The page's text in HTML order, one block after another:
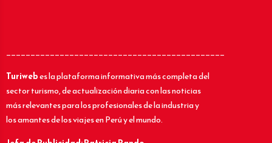
_____________________________________________
Turiwebes la plataforma informativa más completa del
sector turismo, de actualización diaria con las noticias
más relevantes para los profesionales de la industria y
los amantes de los viajes en Perú y el mundo.